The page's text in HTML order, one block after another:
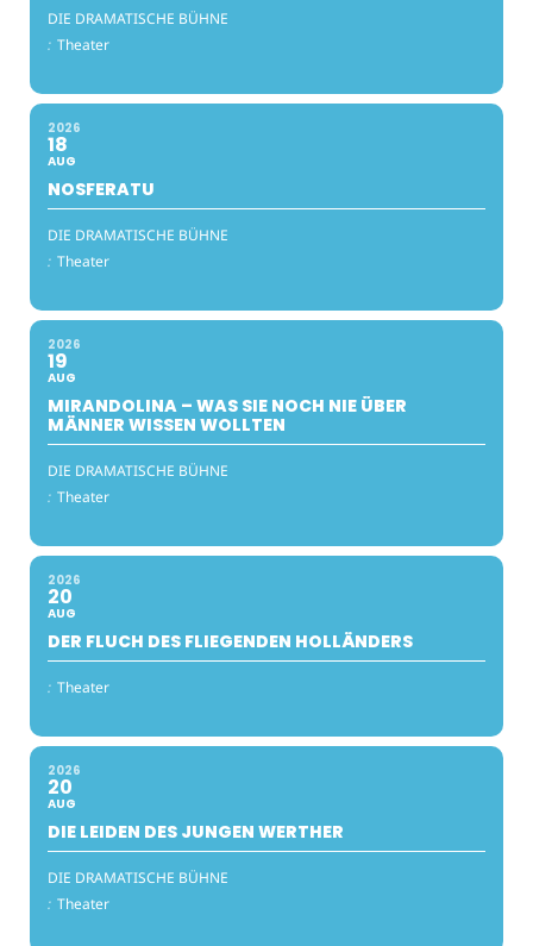
DIE DRAMATISCHE BÜHNE
: Theater
2026
18
AUG
NOSFERATU
DIE DRAMATISCHE BÜHNE
: Theater
2026
19
AUG
MIRANDOLINA – WAS SIE NOCH NIE ÜBER
MÄNNER WISSEN WOLLTEN
DIE DRAMATISCHE BÜHNE
: Theater
2026
20
AUG
DER FLUCH DES FLIEGENDEN HOLLÄNDERS
: Theater
2026
20
AUG
DIE LEIDEN DES JUNGEN WERTHER
DIE DRAMATISCHE BÜHNE
: Theater